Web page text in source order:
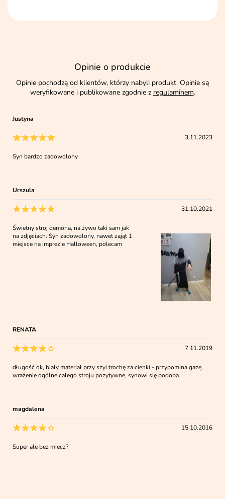
Opinie o produkcie
Opinie pochodzą od klientów, którzy nabyli produkt. Opinie są
weryfikowane i publikowane zgodnie z regulaminem.
Justyna
3.11.2023
Syn bardzo zadowolony
Urszula
31.10.2021
Świetny stroj demona, na żywo taki sam jak
na zdjęciach. Syn zadowolony, nawet zajął 1
miejsce na imprezie Halloween, polecam
RENATA
7.11.2019
długość ok, biały materiał przy szyi trochę za cienki - przypomina gazę,
wrażenie ogólne całego stroju pozytywne, synowi się podoba.
magdalena
15.10.2016
Super ale bez miecz?